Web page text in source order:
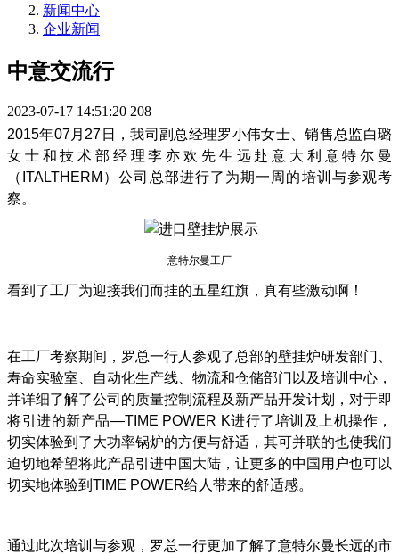
新闻中心
企业新闻
中意交流行
2023-07-17 14:51:20 208
2015年07月27日，我司副总经理罗小伟女士、销售总监白璐
女士和技术部经理李亦欢先生远赴意大利意特尔曼
（ITALTHERM）公司总部进行了为期一周的培训与参观考
察。
意特尔曼工厂
看到了工厂为迎接我们而挂的五星红旗，真有些激动啊！
在工厂考察期间，罗总一行人参观了总部的壁挂炉研发部门、
寿命实验室、自动化生产线、物流和仓储部门以及培训中心，
并详细了解了公司的质量控制流程及新产品开发计划，对于即
将引进的新产品—TIME POWER K进行了培训及上机操作，
切实体验到了大功率锅炉的方便与舒适，其可并联的也使我们
迫切地希望将此产品引进中国大陆，让更多的中国用户也可以
切实地体验到TIME POWER给人带来的舒适感。
通过此次培训与参观，罗总一行更加了解了意特尔曼长远的市